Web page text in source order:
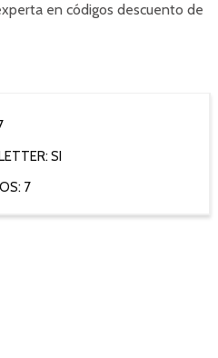
en códigos descuento de
SI
7